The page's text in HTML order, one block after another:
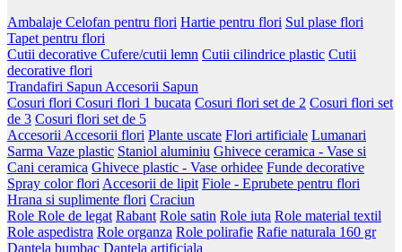
Ambalaje Celofan pentru flori Hartie pentru flori Sul plase flori
Tapet pentru flori
Cutii decorative Cufere/cutii lemn Cutii cilindrice plastic Cutii
decorative flori
Trandafiri Sapun Accesorii Sapun
Cosuri flori Cosuri flori 1 bucata Cosuri flori set de 2 Cosuri flori set
de 3 Cosuri flori set de 5
Accesorii Accesorii flori Plante uscate Flori artificiale Lumanari
Sarma Vaze plastic Staniol aluminiu Ghivece ceramica - Vase si
Cani ceramica Ghivece plastic - Vase orhidee Funde decorative
Spray color flori Accesorii de lipit Fiole - Eprubete pentru flori
Hrana si suplimente flori Craciun
Role Role de legat Rabant Role satin Role iuta Role material textil
Role aspedistra Role organza Role polirafie Rafie naturala 160 gr
Dantela bumbac Dantela artificiala